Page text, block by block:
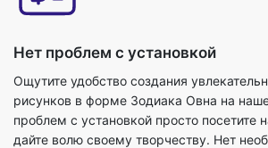
Нет проблем с установкой
Ощутите удобство создания
рисунков в форме Зодиака Овна на
проблем с установкой просто посетите
дайте волю своему творчеству. Нет